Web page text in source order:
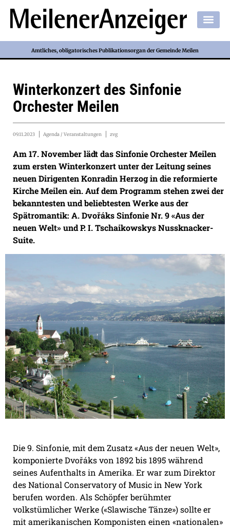
Amtliches, obligatorisches Publikationsorgan der Gemeinde Meilen
Winterkonzert des Sinfonie
Orchester Meilen
09.11.2023 Agenda / Veranstaltungen zvg
Am 17. November lädt das Sinfonie Orchester Meilen
zum ersten Winterkonzert unter der Leitung seines
neuen Dirigenten Konradin Herzog in die reformierte
Kirche Meilen ein. Auf dem Programm stehen zwei der
bekanntesten und beliebtesten Werke aus der
Spätromantik: A. Dvořáks Sinfonie Nr. 9 «Aus der
neuen Welt» und P. I. Tschaikowskys Nussknacker-
Suite.
Die 9. Sinfonie, mit dem Zusatz «Aus der neuen Welt»,
komponierteDvořáksvon 1892 bis 1895 während
seines Aufenthalts in Amerika. Er war zum Direktor
des National Conservatory of Music in New York
berufen worden. Als Schöpfer berühmter
volkstümlicher Werke («Slawische Tänze») sollte er
mit amerikanischen Komponisten einen «nationalen»